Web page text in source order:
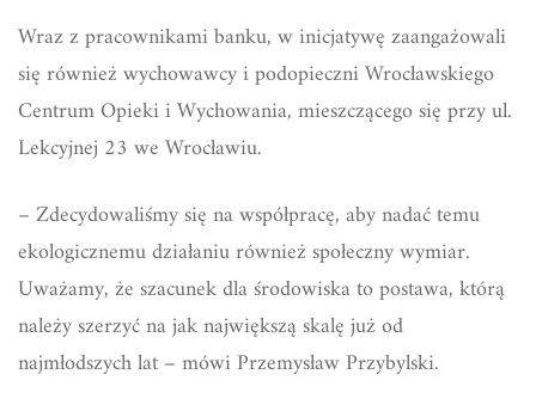
Wraz z pracownikami banku, w inicjatywę zaangażowali
się również wychowawcy i podopieczni Wrocławskiego
Centrum Opieki i Wychowania, mieszczącego się przy ul.
Lekcyjnej 23 we Wrocławiu.
– Zdecydowaliśmy się na współpracę, aby nadać temu
ekologicznemu działaniu również społeczny wymiar.
Uważamy, że szacunek dla środowiska to postawa, którą
należy szerzyć na jak największą skalę już od
najmłodszych lat – mówi Przemysław Przybylski.